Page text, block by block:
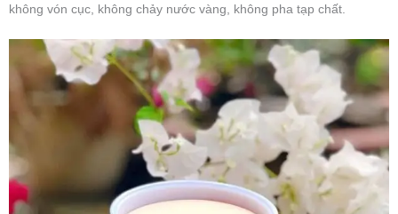
không vón cục, không chảy nước vàng, không pha tạp chất.